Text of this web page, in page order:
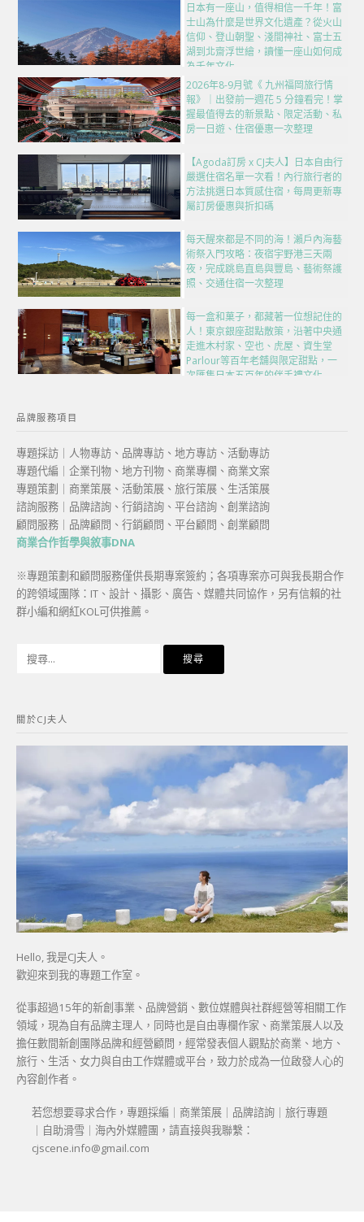
日本有一座山，值得相信一千年！富
士山為什麼是世界文化遺產？從火山
信仰、登山朝聖、淺間神社、富士五
湖到北齋浮世繪，讀懂一座山如何成
為千年文化
2026年8-9月號《 九州福岡旅行情
報》｜出發前一週花 5 分鐘看完！掌
握最值得去的新景點、限定活動、私
房一日遊、住宿優惠一次整理
【Agoda訂房 x CJ夫人】日本自由行
嚴選住宿名單一次看！內行旅行者的
方法挑選日本質感住宿，每周更新專
屬訂房優惠與折扣碼
每天醒來都是不同的海！瀨戶內海藝
術祭入門攻略：夜宿宇野港三天兩
夜，完成跳島直島與豐島、藝術祭護
照、交通住宿一次整理
每一盒和菓子，都藏著一位想記住的
人！東京銀座甜點散策，沿著中央通
走進木村家、空也、虎屋、資生堂
Parlour等百年老舖與限定甜點，一
次匯集日本五百年的伴手禮文化
品牌服務項目
專題採訪｜人物專訪、品牌專訪、地方專訪、活動專訪
專題代編｜企業刊物、地方刊物、商業專欄、商業文案
專題策劃｜商業策展、活動策展、旅行策展、生活策展
諮詢服務｜品牌諮詢、行銷諮詢、平台諮詢、創業諮詢
顧問服務｜品牌顧問、行銷顧問、平台顧問、創業顧問
商業合作哲學與敘事DNA
※專題策劃和顧問服務僅供長期專案簽約；各項專案亦可與我長期合作
的跨領域團隊：IT、設計、攝影、廣告、媒體共同協作，另有信賴的社
群小編和網紅KOL可供推薦。
字:
關於CJ夫人
Hello, 我是CJ夫人。
歡迎來到我的專題工作室。
從事超過15年的新創事業、品牌營銷、數位媒體與社群經營等相關工作
領域，現為自有品牌主理人，同時也是自由專欄作家、商業策展人以及
擔任數間新創團隊品牌和經營顧問，經常發表個人觀點於商業、地方、
旅行、生活、女力與自由工作媒體或平台，致力於成為一位啟發人心的
內容創作者。
若您想要尋求合作，專題採編｜商業策展｜品牌諮詢｜旅行專題
｜自助滑雪｜海內外媒體團，請直接與我聯繫：
cjscene.info@gmail.com